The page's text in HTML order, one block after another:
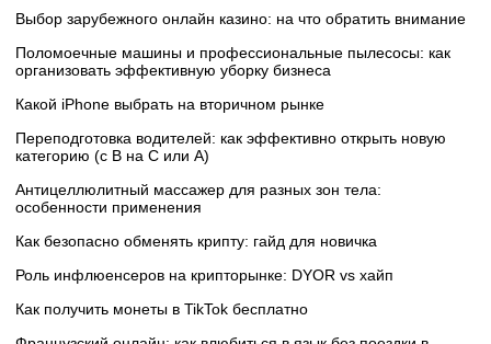
Выбор зарубежного онлайн казино: на что обратить внимание
Поломоечные машины и профессиональные пылесосы: как
организовать эффективную уборку бизнеса
Какой iPhone выбрать на вторичном рынке
Переподготовка водителей: как эффективно открыть новую
категорию (с B на C или А)
Антицеллюлитный массажер для разных зон тела:
особенности применения
Как безопасно обменять крипту: гайд для новичка
Роль инфлюенсеров на крипторынке: DYOR vs хайп
Как получить монеты в TikTok бесплатно